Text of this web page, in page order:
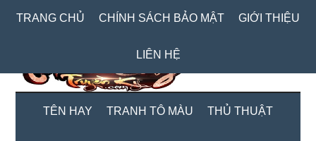
TRANG CHỦ CHÍNH SÁCH BẢO MẬT GIỚI THIỆU
LIÊN HỆ
TÊN HAY TRANH TÔ MÀU THỦ THUẬT